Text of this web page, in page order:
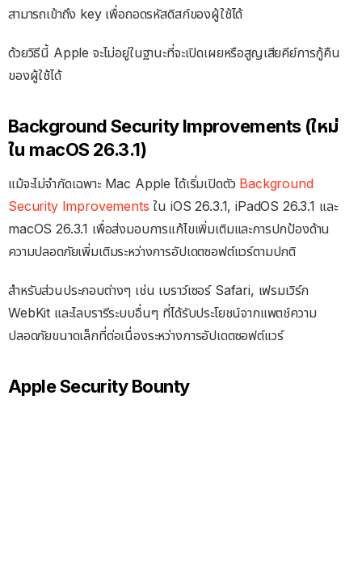
สามารถเข้าถึง key เพื่อถอดรหัสดิสก์ของผู้ใช้ได้
ด้วยวิธีนี้ Apple จะไม่อยู่ในฐานะที่จะเปิดเผยหรือสูญเสียคีย์การกู้คืน
ของผู้ใช้ได้
Background Security Improvements (ใหม่
ใน macOS 26.3.1)
แม้จะไม่จำกัดเฉพาะ Mac Apple ได้เริ่มเปิดตัว Background
Security Improvements ใน iOS 26.3.1, iPadOS 26.3.1 และ
macOS 26.3.1 เพื่อส่งมอบการแก้ไขเพิ่มเติมและการปกป้องด้าน
ความปลอดภัยเพิ่มเติมระหว่างการอัปเดตซอฟต์แวร์ตามปกติ
สำหรับส่วนประกอบต่างๆ เช่น เบราว์เซอร์ Safari, เฟรมเวิร์ก
WebKit และไลบรารีระบบอื่นๆ ที่ได้รับประโยชน์จากแพตช์ความ
ปลอดภัยขนาดเล็กที่ต่อเนื่องระหว่างการอัปเดตซอฟต์แวร์
Apple Security Bounty